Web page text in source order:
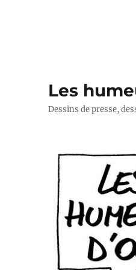
Les
Dessins de presse,